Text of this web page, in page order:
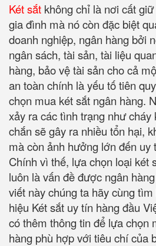
Két sắt không chỉ là nơi cất
gia đình mà nó còn đặc biệt
doanh nghiệp, ngân hàng bởi
ngân sách, tài sản, tài liệu
hàng, bảo vệ tài sản cho cả
an toàn chính là yếu tố tiên
chọn mua két sắt ngân hàng.
xảy ra các tình trạng như
chắn sẽ gây ra nhiều tổn hại,
mà còn ảnh hưởng lớn đến uy
Chính vì thế, lựa chọn loại két
luôn là vấn đề được ngân
viết này chúng ta hãy cùng
hiệu Két sắt uy tín hàng đầu
có thêm thông tin để lựa chọn
hàng phù hợp với tiêu chí của